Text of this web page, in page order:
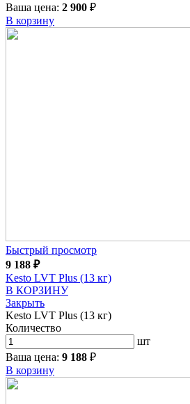
Ваша цена: 2 900 ₽
В корзину
Быстрый просмотр
9 188 ₽
Kesto LVT Plus (13 кг)
В КОРЗИНУ
Закрыть
Kesto LVT Plus (13 кг)
Количество
шт
Ваша цена: 9 188 ₽
В корзину